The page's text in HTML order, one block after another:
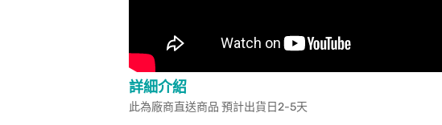
詳細介紹
此為廠商直送商品 預計出貨日2-5天